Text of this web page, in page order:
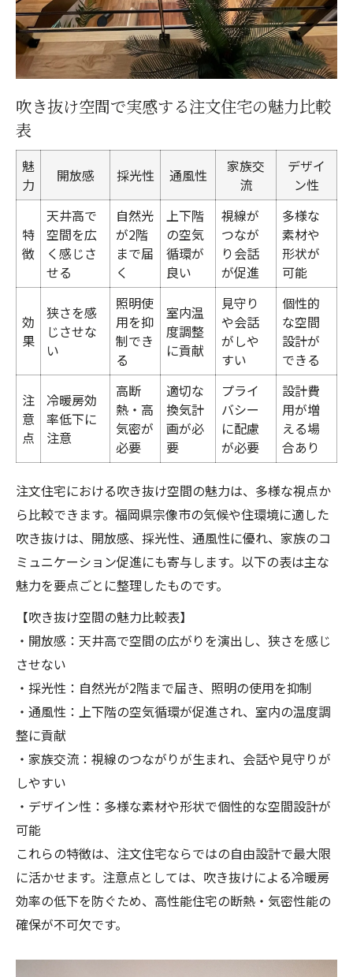
注文住宅でリビングを明るく保つコツ
明るいリビングを生む注文住宅の設計術
注文住宅ならではの吹き抜けデザイン事例集
多彩な吹き抜けデザインを楽しむ注文住宅
デザイン性にこだわった注文住宅の吹き抜
け
家族の暮らしに合う吹き抜けデザイン選び
断熱性と耐震性を両立した住まいづくりの秘訣
断熱・耐震性を比較した注文住宅性能表
注文住宅で重視したい断熱性のポイント
耐震性に優れた注文住宅の選び方
高性能住宅で断熱性と耐震性を両立
安心の住まいを叶える注文住宅の秘訣
家族が集う空間を彩る間取りのポイント
家族団らんを考えた注文住宅の間取り例一
覧
注文住宅で叶える家族の会話が弾む空間
間取りを工夫した注文住宅の魅力
家族が集まる間取りの設計ポイント
注文住宅の間取りで大切にしたい工夫
吹き抜け空間で実感する注文住宅の魅力比較
表
魅
力
開放感 採光性 通風性
家族交
流
デザイ
ン性
特
徴
天井高で
空間を広
く感じさ
せる
自然光
が2階
まで届
く
上下階
の空気
循環が
良い
視線が
つなが
り会話
が促進
多様な
素材や
形状が
可能
効
果
狭さを感
じさせな
い
照明使
用を抑
制でき
る
室内温
度調整
に貢献
見守り
や会話
がしや
すい
個性的
な空間
設計が
できる
注
意
点
冷暖房効
率低下に
注意
高断
熱・高
気密が
必要
適切な
換気計
画が必
要
プライ
バシー
に配慮
が必要
設計費
用が増
える場
合あり
注文住宅における吹き抜け空間の魅力は、多様な視点か
ら比較できます。福岡県宗像市の気候や住環境に適した
吹き抜けは、開放感、採光性、通風性に優れ、家族のコ
ミュニケーション促進にも寄与します。以下の表は主な
魅力を要点ごとに整理したものです。
【吹き抜け空間の魅力比較表】
・開放感：天井高で空間の広がりを演出し、狭さを感じ
させない
・採光性：自然光が2階まで届き、照明の使用を抑制
・通風性：上下階の空気循環が促進され、室内の温度調
整に貢献
・家族交流：視線のつながりが生まれ、会話や見守りが
しやすい
・デザイン性：多様な素材や形状で個性的な空間設計が
可能
これらの特徴は、注文住宅ならではの自由設計で最大限
に活かせます。注意点としては、吹き抜けによる冷暖房
効率の低下を防ぐため、高性能住宅の断熱・気密性能の
確保が不可欠です。